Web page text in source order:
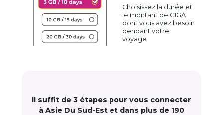
Choisissez la durée et
le montant de GIGA
dont vous avez besoin
pendant votre
voyage
Il suffit de 3 étapes pour vous connecter
à Asie Du Sud-Est et dans plus de 190